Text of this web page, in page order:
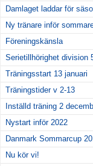
Damlaget laddar för
Ny tränare inför
Föreningskänsla
Serietillhörighet division
Träningsstart 13 januari
Träningstider v 2-13
Inställd träning 2
Nystart inför 2022
Danmark Sommarcup
Nu kör vi!